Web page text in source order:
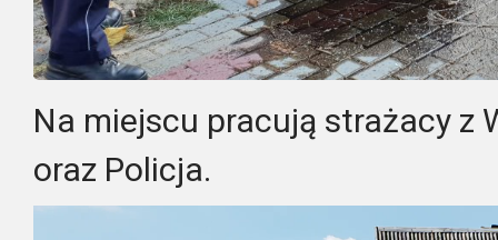
Na miejscu pracują strażacy z
oraz Policja.